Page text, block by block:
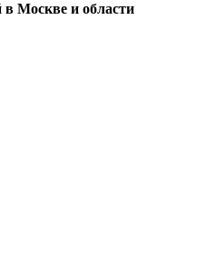
в Москве и области